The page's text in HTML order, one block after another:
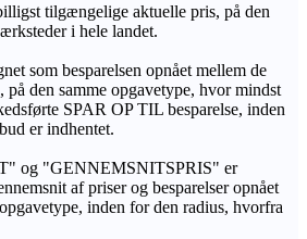
tilgængelige aktuelle pris, på den
i hele landet.
som besparelsen opnået mellem de
den samme opgavetype, hvor mindst
SPAR OP TIL besparelse, inden
er indhentet.
og "GENNEMSNITSPRIS" er
af priser og besparelser opnået
inden for den radius, hvorfra